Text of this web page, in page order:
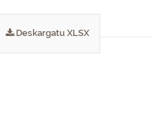
Deskargatu XLSX